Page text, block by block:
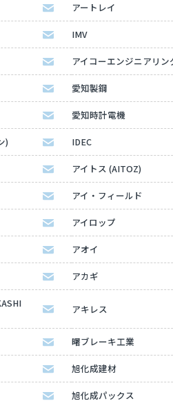
アートレイ
IMV
アイコーエンジニアリン
愛知製鋼
愛知時計電機
) IDEC
アイトス (AITOZ)
アイ・フィールド
アイロップ
アオイ
アカギ
アキレス
曙ブレーキ工業
旭化成建材
旭化成パックス